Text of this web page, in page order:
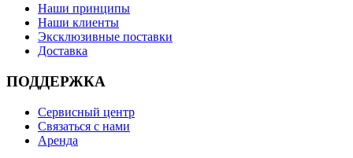
Наши принципы
Наши клиенты
Эксклюзивные поставки
Доставка
ПОДДЕРЖКА
Сервисный центр
Связаться с нами
Аренда